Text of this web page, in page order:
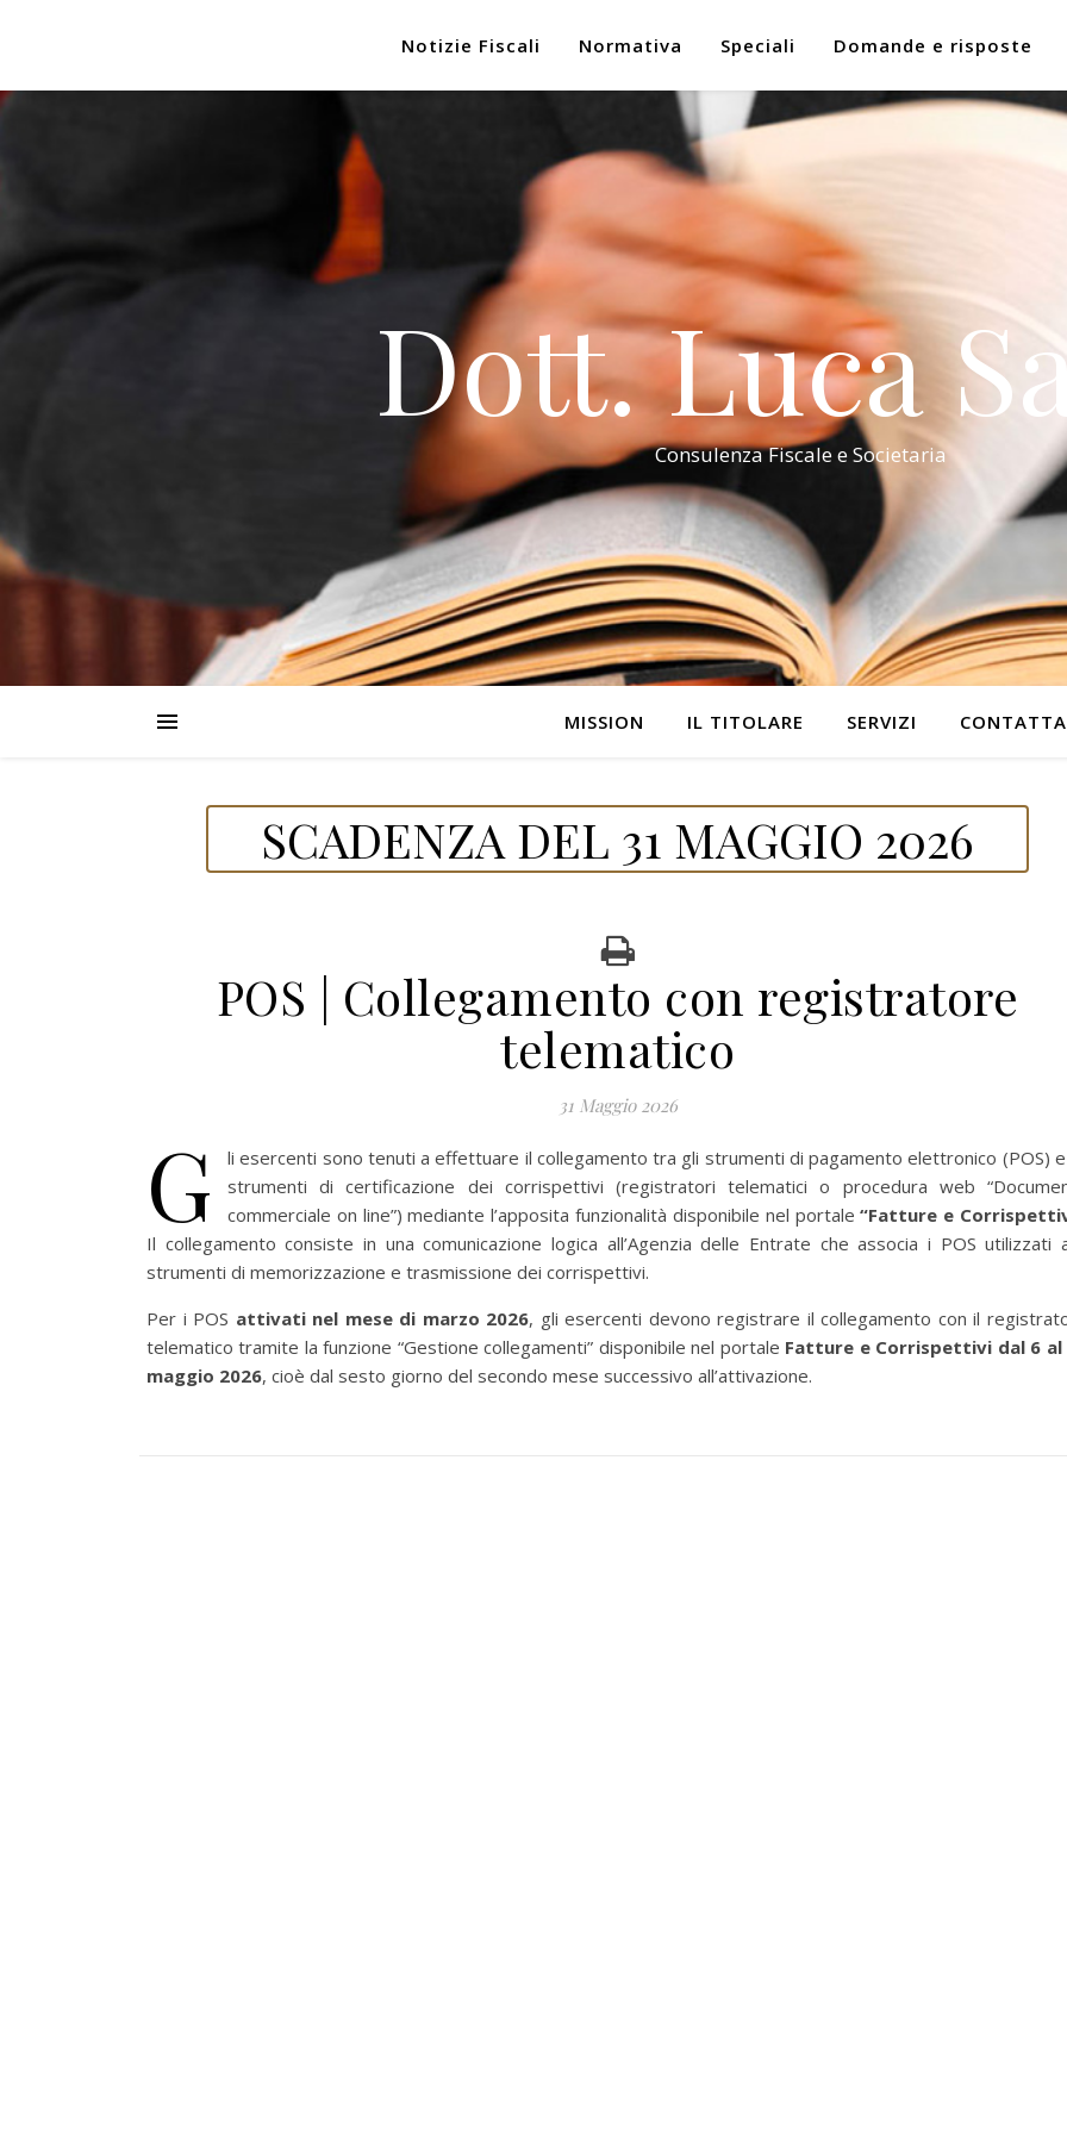
Notizie Fiscali Normativa Speciali Domande e risposte
Dott. Luca
Consulenza Fiscale e Societaria
MISSION IL TITOLARE SERVIZI
SCADENZA DEL 31 MAGGIO 2026
POS | Collegamento con registratore
telematico
31 Maggio 2026
G
li esercenti sono tenuti a effettuare il collegamento tra gli strumenti di pagamento elettronico (POS)
strumenti di certificazione dei corrispettivi (registratori telematici o procedura web
commerciale on line”) mediante l’apposita funzionalità disponibile nel portale“Fatture e
Il collegamento consiste in una comunicazione logica all’Agenzia delle Entrate che associa i POS utilizzati
strumenti di memorizzazione e trasmissione dei corrispettivi.
Per i POS attivati nel mese di marzo 2026, gli esercenti devono registrare il collegamento con il
telematico tramite la funzione “Gestione collegamenti” disponibile nel portale Fatture e Corrispettivi dal 6 al
maggio 2026, cioè dal sesto giorno del secondo mese successivo all’attivazione.